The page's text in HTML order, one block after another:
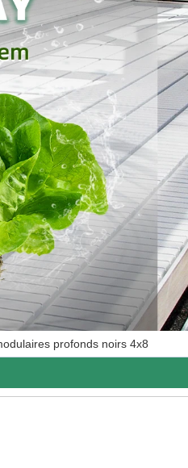
profonds noirs 4x8